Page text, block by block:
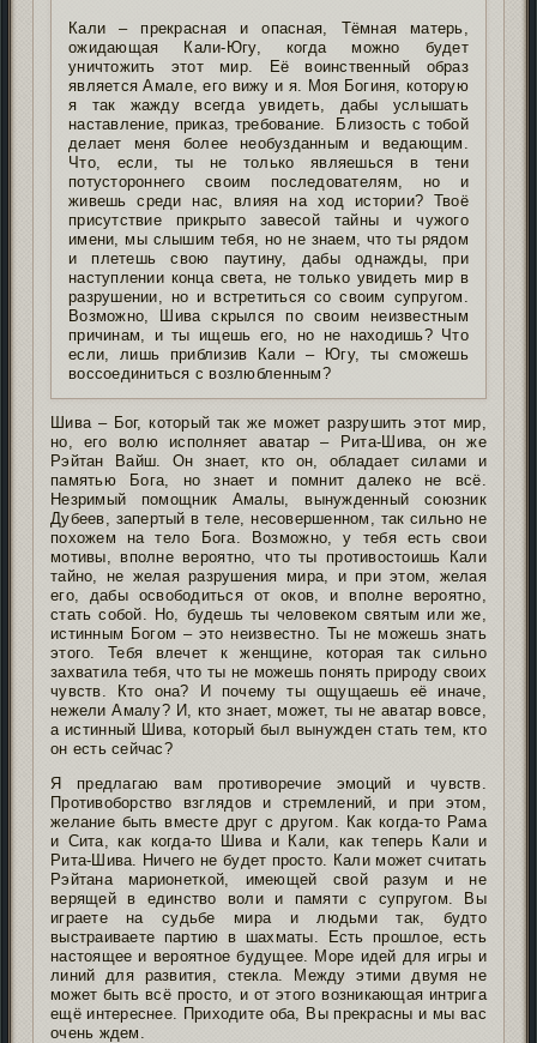
Кали – прекрасная и опасная, Тёмная матерь,
ожидающая Кали-Югу, когда можно будет
уничтожить этот мир. Её воинственный образ
является Амале, его вижу и я. Моя Богиня, которую
я так жажду всегда увидеть, дабы услышать
наставление, приказ, требование. Близость с тобой
делает меня более необузданным и ведающим.
Что, если, ты не только являешься в тени
потустороннего своим последователям, но и
живешь среди нас, влияя на ход истории? Твоё
присутствие прикрыто завесой тайны и чужого
имени, мы слышим тебя, но не знаем, что ты рядом
и плетешь свою паутину, дабы однажды, при
наступлении конца света, не только увидеть мир в
разрушении, но и встретиться со своим супругом.
Возможно, Шива скрылся по своим неизвестным
причинам, и ты ищешь его, но не находишь? Что
если, лишь приблизив Кали – Югу, ты сможешь
воссоединиться с возлюбленным?
Шива – Бог, который так же может разрушить этот мир,
но, его волю исполняет аватар – Рита-Шива, он же
Рэйтан Вайш. Он знает, кто он, обладает силами и
памятью Бога, но знает и помнит далеко не всё.
Незримый помощник Амалы, вынужденный союзник
Дубеев, запертый в теле, несовершенном, так сильно не
похожем на тело Бога. Возможно, у тебя есть свои
мотивы, вполне вероятно, что ты противостоишь Кали
тайно, не желая разрушения мира, и при этом, желая
его, дабы освободиться от оков, и вполне вероятно,
стать собой. Но, будешь ты человеком святым или же,
истинным Богом – это неизвестно. Ты не можешь знать
этого. Тебя влечет к женщине, которая так сильно
захватила тебя, что ты не можешь понять природу своих
чувств. Кто она? И почему ты ощущаешь её иначе,
нежели Амалу? И, кто знает, может, ты не аватар вовсе,
а истинный Шива, который был вынужден стать тем, кто
он есть сейчас?
Я предлагаю вам противоречие эмоций и чувств.
Противоборство взглядов и стремлений, и при этом,
желание быть вместе друг с другом. Как когда-то Рама
и Сита, как когда-то Шива и Кали, как теперь Кали и
Рита-Шива. Ничего не будет просто. Кали может считать
Рэйтана марионеткой, имеющей свой разум и не
верящей в единство воли и памяти с супругом. Вы
играете на судьбе мира и людьми так, будто
выстраиваете партию в шахматы. Есть прошлое, есть
настоящее и вероятное будущее. Море идей для игры и
линий для развития, стекла. Между этими двумя не
может быть всё просто, и от этого возникающая интрига
ещё интереснее. Приходите оба, Вы прекрасны и мы вас
очень ждем.